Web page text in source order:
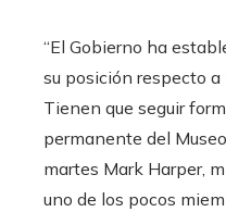
“El Gobierno ha
su posición respecto a
Tienen que seguir
permanente del
martes Mark Harper,
uno de los pocos